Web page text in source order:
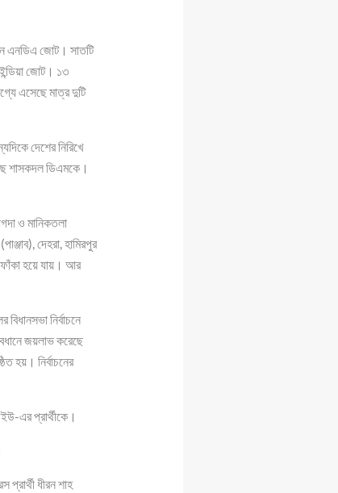
এনডিএ জোট। সাতটি
জোট। ১৩
এসেছে মাত্র দুটি
দেশের নিরিখে
শাসকদল ডিএমকে।
ও মানিকতলা
দেহরা, হামিরপুর
হয়ে যায়। আর
নির্বাচনে
জয়লাভ করেছে
হয়। নির্বাচনের
এর প্রার্থীকে।
ধীরন শাহ